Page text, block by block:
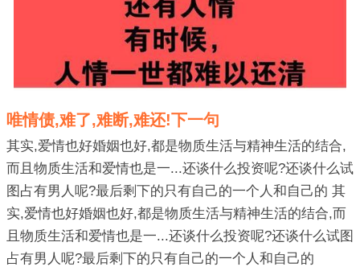
唯情债,难了,难断,难还!下一句
其实,爱情也好婚姻也好,都是物质生活与精神生活的结合,
而且物质生活和爱情也是一...还谈什么投资呢?还谈什么试
图占有男人呢?最后剩下的只有自己的一个人和自己的 其
实,爱情也好婚姻也好,都是物质生活与精神生活的结合,而
且物质生活和爱情也是一...还谈什么投资呢?还谈什么试图
占有男人呢?最后剩下的只有自己的一个人和自己的